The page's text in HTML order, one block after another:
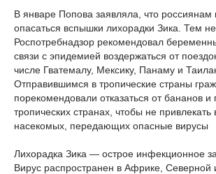
В январе Попова заявляла, что россиянам
опасаться вспышки лихорадки Зика. Тем
Роспотребнадзор рекомендовал
связи с эпидемией воздержаться от
числе Гватемалу, Мексику, Панаму и
Отправившимся в тропические страны
порекомендовали отказаться от бананов
тропических странах, чтобы не
насекомых, передающих опасные вирусы
Лихорадка Зика — острое инфекционное
Вирус распространен в Африке,